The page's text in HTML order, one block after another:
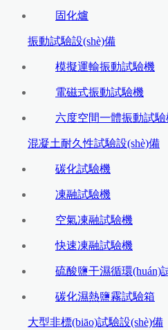
固化爐
振動試驗設(shè)備
模擬運輸振動試驗機
電磁式振動試驗機
六度空間一體振動試驗
混凝土耐久性試驗設(shè)備
碳化試驗機
凍融試驗機
空氣凍融試驗機
快速凍融試驗機
硫酸鹽干濕循環(huán)
碳化濕熱鹽霧試驗箱
大型非標(biāo)試驗設(shè)備